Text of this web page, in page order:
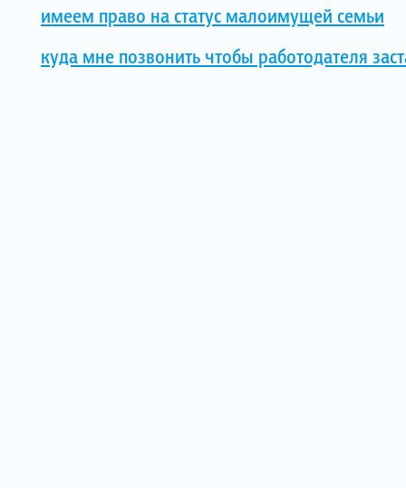
имеем право на статус малоимущей семьи
куда мне позвонить чтобы работодателя